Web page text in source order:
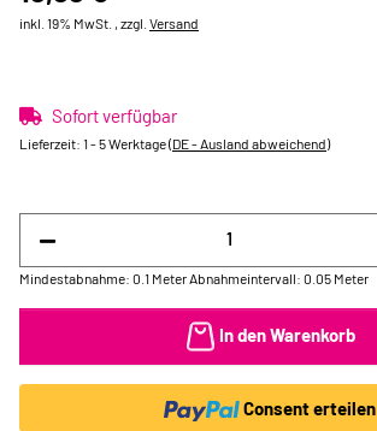
inkl. 19% MwSt. , zzgl. Versand
Sofort verfügbar
Lieferzeit: 1 - 5 Werktage(DE - Ausland abweichend)
Mindestabnahme: 0.1 Meter Abnahmeintervall: 0.05 Meter
In den Warenkorb
Consent erteilen